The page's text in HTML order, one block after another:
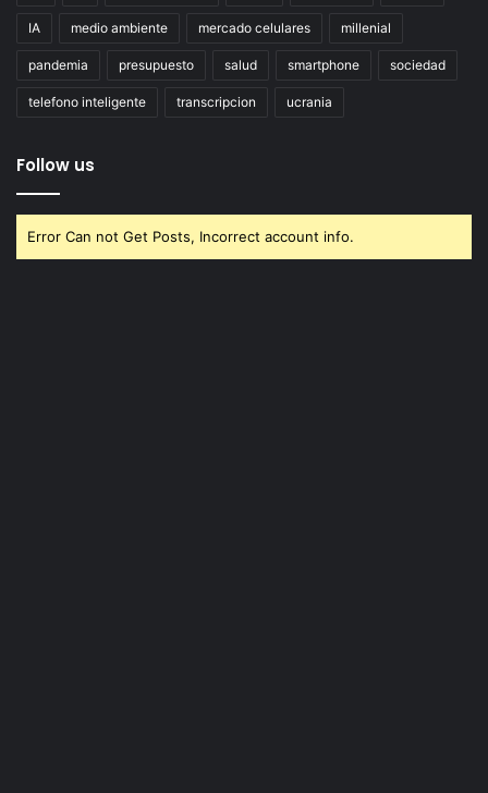
IA medio ambiente mercado celulares millenial
pandemia presupuesto salud smartphone sociedad
telefono inteligente transcripcion ucrania
Follow us
Error Can not Get Posts, Incorrect account info.